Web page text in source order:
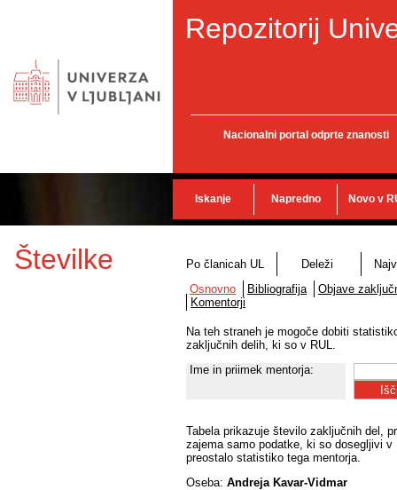
Repozitorij
Nacionalni portal odprte znanosti
Iskanje Napredno Novo v
Številke Po članicah UL Deleži
Osnovno
Bibliografija
Objave
Komentorji
Na teh straneh je mogoče dobiti
zaključnih delih, ki so v RUL.
Ime in priimek mentorja:
Tabela prikazuje število zaključnih del,
zajema samo podatke, ki so dosegljivi
preostalo statistiko tega mentorja.
Oseba: Andreja Kavar-Vidmar